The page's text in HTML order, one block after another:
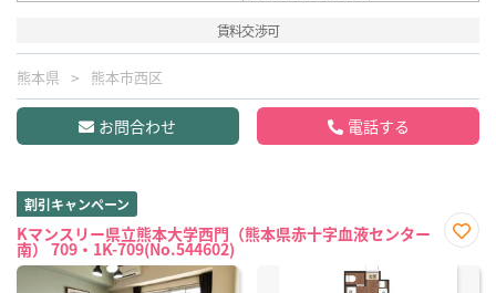
賃料交渉可
熊本県 熊本市西区
お問合わせ 電話する
割引キャンペーン
Kマンスリー県立熊本大学西門（熊本県赤十字血液センター
南） 709・1K-709(No.544602)
に入